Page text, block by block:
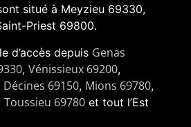
situé à Meyzieu 69330,
Priest 69800.
d’accès depuis Genas
, Vénissieux 69200,
Décines 69150, Mions 69780,
Toussieu 69780et tout l’Est